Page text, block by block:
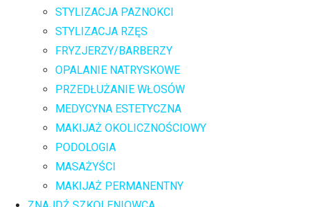
STYLIZACJA PAZNOKCI
STYLIZACJA RZĘS
FRYZJERZY/BARBERZY
OPALANIE NATRYSKOWE
PRZEDŁUŻANIE WŁOSÓW
MEDYCYNA ESTETYCZNA
MAKIJAŻ OKOLICZNOŚCIOWY
PODOLOGIA
MASAŻYŚCI
MAKIJAŻ PERMANENTNY